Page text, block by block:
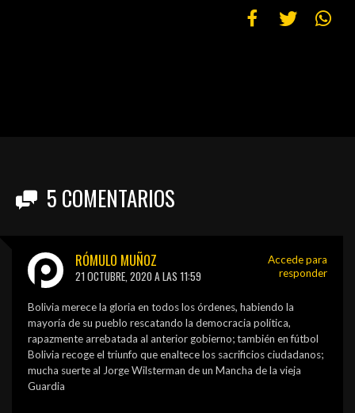
5 COMENTARIOS
RÓMULO MUÑOZ
21 OCTUBRE, 2020 A LAS 11:59
Bolivia merece la gloria en todos los órdenes, habiendo la
mayoría de su pueblo rescatando la democracia política,
rapazmente arrebatada al anterior gobierno; también en fútbol
Bolivia recoge el triunfo que enaltece los sacrificios ciudadanos;
mucha suerte al Jorge Wilsterman de un Mancha de la vieja
Guardia
Accede para
responder